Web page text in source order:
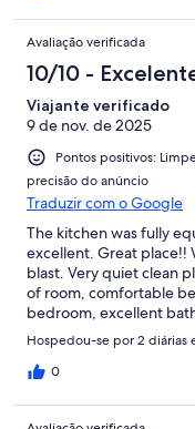
Avaliação verificada
10/10 -
Viajante verificado
9 de nov. de 2025
Pontos positivos:
precisão do anúncio
Traduzir com o Google
The kitchen was fully
excellent. Great place!!
blast. Very quiet clean
of room, comfortable
bedroom, excellent
modern ), very safe
communicated great
this host and location
Hospedou-se por 2 diárias
0